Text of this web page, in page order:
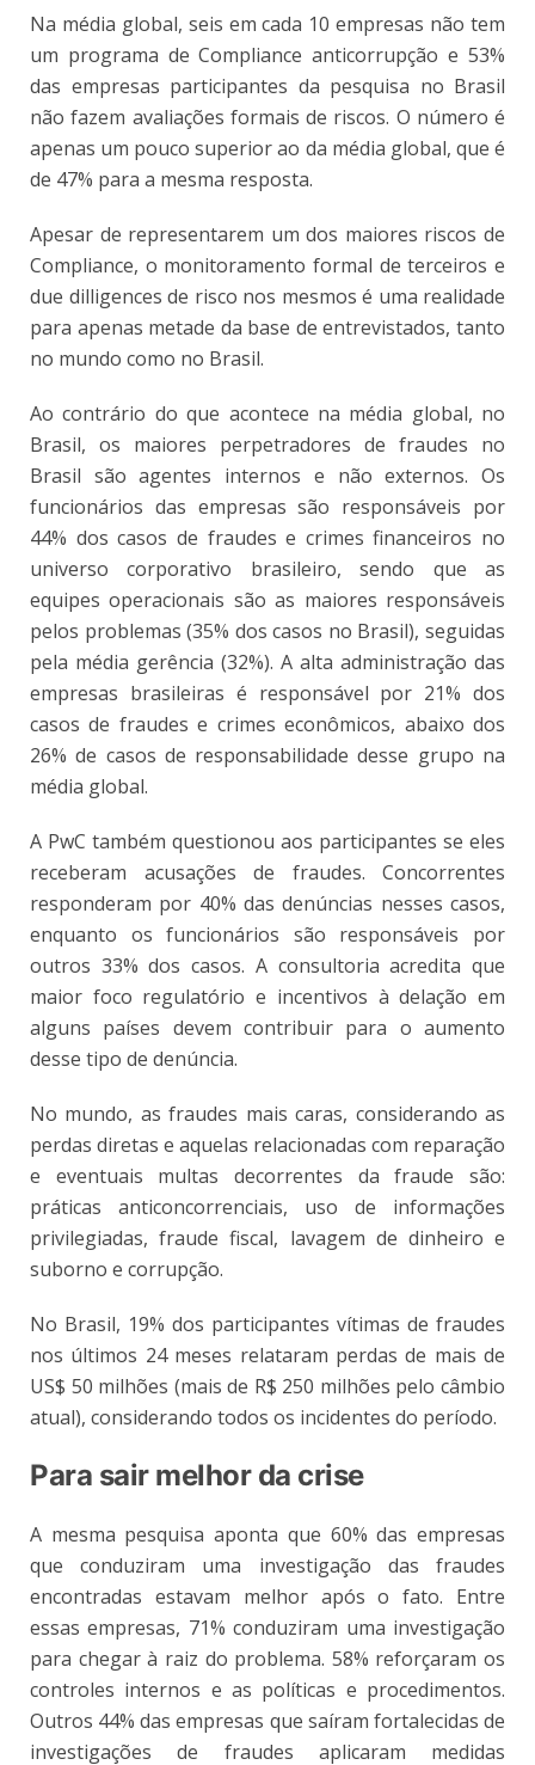
Na média global, seis em cada 10 empresas não tem
um programa de Compliance anticorrupção e 53%
das empresas participantes da pesquisa no Brasil
não fazem avaliações formais de riscos. O número é
apenas um pouco superior ao da média global, que é
de 47% para a mesma resposta.
Apesar de representarem um dos maiores riscos de
Compliance, o monitoramento formal de terceiros e
due dilligences de risco nos mesmos é uma realidade
para apenas metade da base de entrevistados, tanto
no mundo como no Brasil.
Ao contrário do que acontece na média global, no
Brasil, os maiores perpetradores de fraudes no
Brasil são agentes internos e não externos. Os
funcionários das empresas são responsáveis por
44% dos casos de fraudes e crimes financeiros no
universo corporativo brasileiro, sendo que as
equipes operacionais são as maiores responsáveis
pelos problemas (35% dos casos no Brasil), seguidas
pela média gerência (32%). A alta administração das
empresas brasileiras é responsável por 21% dos
casos de fraudes e crimes econômicos, abaixo dos
26% de casos de responsabilidade desse grupo na
média global.
A PwC também questionou aos participantes se eles
receberam acusações de fraudes. Concorrentes
responderam por 40% das denúncias nesses casos,
enquanto os funcionários são responsáveis por
outros 33% dos casos. A consultoria acredita que
maior foco regulatório e incentivos à delação em
alguns países devem contribuir para o aumento
desse tipo de denúncia.
No mundo, as fraudes mais caras, considerando as
perdas diretas e aquelas relacionadas com reparação
e eventuais multas decorrentes da fraude são:
práticas anticoncorrenciais, uso de informações
privilegiadas, fraude fiscal, lavagem de dinheiro e
suborno e corrupção.
No Brasil, 19% dos participantes vítimas de fraudes
nos últimos 24 meses relataram perdas de mais de
US$ 50 milhões (mais de R$ 250 milhões pelo câmbio
atual), considerando todos os incidentes do período.
Para sair melhor da crise
A mesma pesquisa aponta que 60% das empresas
que conduziram uma investigação das fraudes
encontradas estavam melhor após o fato. Entre
essas empresas, 71% conduziram uma investigação
para chegar à raiz do problema. 58% reforçaram os
controles internos e as políticas e procedimentos.
Outros 44% das empresas que saíram fortalecidas de
investigações de fraudes aplicaram medidas